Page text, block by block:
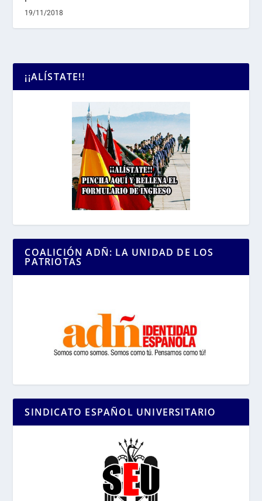
19/11/2018
¡¡ALÍSTATE!!
COALICIÓN ADÑ: LA UNIDAD DE LOS
PATRIOTAS
SINDICATO ESPAÑOL UNIVERSITARIO